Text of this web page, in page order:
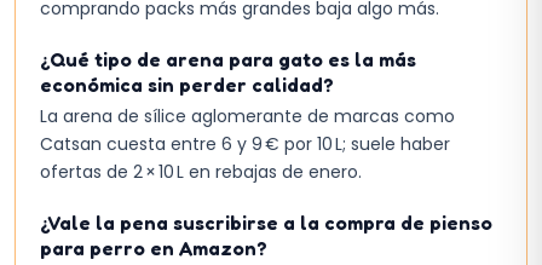
comprando packs más grandes baja algo más.
¿Qué tipo de arena para gato es la más
económica sin perder calidad?
La arena de sílice aglomerante de marcas como
Catsan cuesta entre 6 y 9 € por 10 L; suele haber
ofertas de 2 × 10 L en rebajas de enero.
¿Vale la pena suscribirse a la compra de pienso
para perro en Amazon?